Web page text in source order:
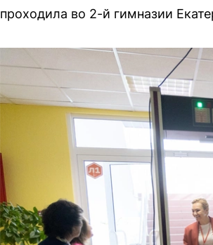
проходила во 2-й гимназии